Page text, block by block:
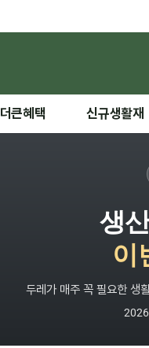
더큰혜택 신규생활재
생
이
두레가 매주 꼭 필요한 생